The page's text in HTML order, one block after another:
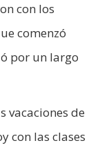
con los
comenzó
por un largo
vacaciones de
con las clases